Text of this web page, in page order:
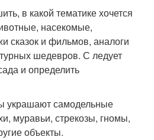
в какой тематике хочется
насекомые,
сказок и фильмов, аналоги
шедевров. С ледует
и определить
украшают самодельные
муравьи, стрекозы, гномы,
объекты.